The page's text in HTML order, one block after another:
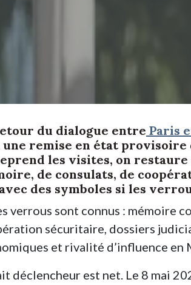
du dialogue entre Paris
une remise en état
les visites, on
de consulats, de
des symboles si les
verrous sont connus : mémoire
sécuritaire, dossiers
et rivalité d’influence
déclencheur est net. Le 8 mai